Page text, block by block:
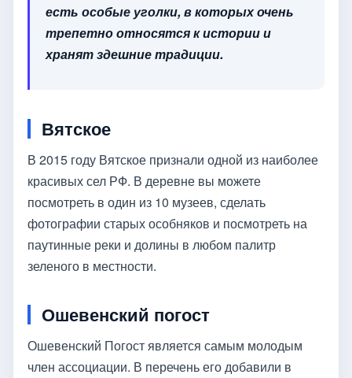
есть особые уголки, в которых очень
трепетно относятся к истории и
хранят здешние традиции.
Вятское
В 2015 году Вятское признали одной из наиболее
красивых сел РФ. В деревне вы можете
посмотреть в один из 10 музеев, сделать
фотографии старых особняков и посмотреть на
паутинные реки и долины в любом палитр
зеленого в местности.
Ошевенский погост
Ошевенский Погост является самым молодым
член ассоциации. В перечень его добавили в